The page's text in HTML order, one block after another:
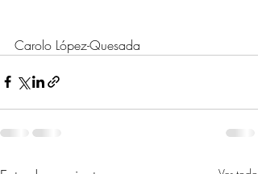
Carolo López-Quesada